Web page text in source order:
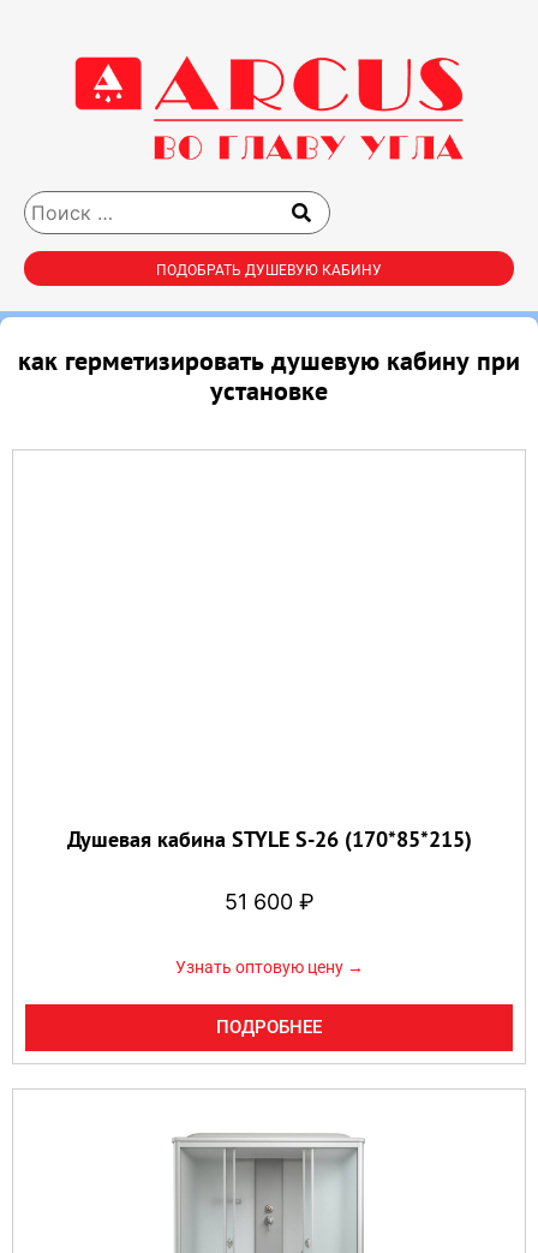
ПОДОБРАТЬ ДУШЕВУЮ КАБИНУ
как герметизировать душевую кабину при
установке
Душевая кабина STYLE S-26 (170*85*215)
51 600 ₽
Узнать оптовую цену →
ПОДРОБНЕЕ